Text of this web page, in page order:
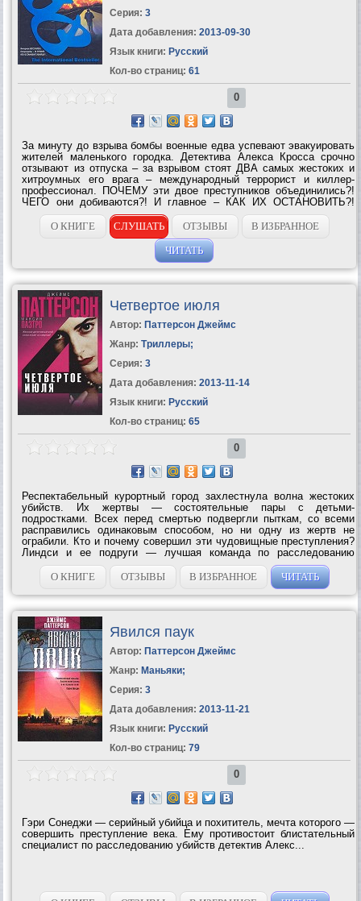
Серия: 3
Дата добавления: 2013-09-30
Язык книги: Русский
Кол-во страниц: 61
0
За минуту до взрыва бомбы военные едва успевают эвакуировать
жителей маленького городка. Детектива Алекса Кросса срочно
отзывают из отпуска – за взрывом стоят ДВА самых жестоких и
хитроумных его врага – международный террорист и киллер-
профессионал. ПОЧЕМУ эти двое преступников объединились?!
ЧЕГО они добиваются?! И главное – КАК ИХ ОСТАНОВИТЬ?!
Алекс Кросс должен быстро найти ответы на эти вопросы – ведь...
О КНИГЕ
СЛУШАТЬ ОТЗЫВЫ
В ИЗБРАННОЕ
ЧИТАТЬ
Четвертое июля
Автор: Паттерсон Джеймс
Жанр: Триллеры;
Серия: 3
Дата добавления: 2013-11-14
Язык книги: Русский
Кол-во страниц: 65
0
Респектабельный курортный город захлестнула волна жестоких
убийств. Их жертвы — состоятельные пары с детьми-
подростками. Всех перед смертью подвергли пыткам, со всеми
расправились одинаковым способом, но ни одну из жертв не
ограбили. Кто и почему совершил эти чудовищные преступления?
Линдси и ее подруги — лучшая команда по расследованию
убийств со времен Шерлока Холмса и доктора Ватсона —
начинают собственное расследование и...
О КНИГЕ ОТЗЫВЫ В ИЗБРАННОЕ ЧИТАТЬ
Явился паук
Автор: Паттерсон Джеймс
Жанр: Маньяки;
Серия: 3
Дата добавления: 2013-11-21
Язык книги: Русский
Кол-во страниц: 79
0
Гэри Сонеджи — серийный убийца и похититель, мечта которого —
совершить преступление века. Ему противостоит блистательный
специалист по расследованию убийств детектив Алекс...